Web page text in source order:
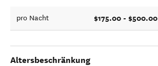
pro Nacht $175.00 - $500.00
Altersbeschränkung